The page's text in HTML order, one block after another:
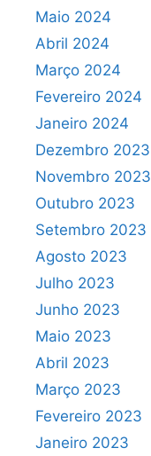
Maio 2024
Abril 2024
Março 2024
Fevereiro 2024
Janeiro 2024
Dezembro 2023
Novembro 2023
Outubro 2023
Setembro 2023
Agosto 2023
Julho 2023
Junho 2023
Maio 2023
Abril 2023
Março 2023
Fevereiro 2023
Janeiro 2023